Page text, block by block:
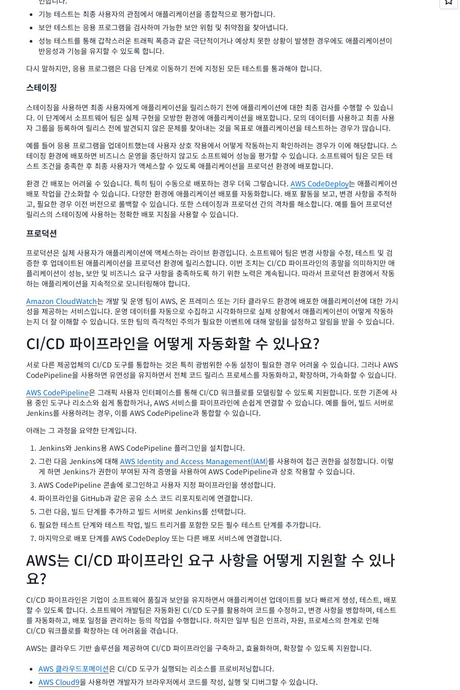
기능 테스트는 최종 사용자의 관점에서 애플리케이션을 종합적으로 평가합니다.
보안 테스트는 응용 프로그램을 검사하여 가능한 보안 위험 및 취약점을 찾아냅니다.
성능 테스트를 통해 갑작스러운 트래픽 폭증과 같은 극단적이거나 예상치 못한 상황이 발생한 경우에도 애플리케이션이
반응성과 기능을 유지할 수 있도록 합니다.
다시 말하지만, 응용 프로그램은 다음 단계로 이동하기 전에 지정된 모든 테스트를 통과해야 합니다.
스테이징
스테이징을 사용하면 최종 사용자에게 애플리케이션을 릴리스하기 전에 애플리케이션에 대한 최종 검사를 수행할 수 있습니
다. 이 단계에서 소프트웨어 팀은 실제 구현을 모방한 환경에 애플리케이션을 배포합니다. 모의 데이터를 사용하고 최종 사용
자 그룹을 등록하여 릴리스 전에 발견되지 않은 문제를 찾아내는 것을 목표로 애플리케이션을 테스트하는 경우가 많습니다.
예를 들어 응용 프로그램을 업데이트했는데 사용자 상호 작용에서 어떻게 작동하는지 확인하려는 경우가 이에 해당합니다. 스
테이징 환경에 배포하면 비즈니스 운영을 중단하지 않고도 소프트웨어 성능을 평가할 수 있습니다. 소프트웨어 팀은 모든 테
스트 조건을 충족한 후 최종 사용자가 액세스할 수 있도록 애플리케이션을 프로덕션 환경에 배포합니다.
환경 간 배포는 어려울 수 있습니다. 특히 팀이 수동으로 배포하는 경우 더욱 그렇습니다. AWS CodeDeploy는 애플리케이션
배포 작업을 간소화할 수 있습니다. 다양한 환경에 애플리케이션 배포를 자동화합니다. 배포 활동을 보고, 변경 사항을 추적하
고, 필요한 경우 이전 버전으로 롤백할 수 있습니다. 또한 스테이징과 프로덕션 간의 격차를 해소합니다. 예를 들어 프로덕션
릴리스의 스테이징에 사용하는 정확한 배포 지침을 사용할 수 있습니다.
프로덕션
프로덕션은 실제 사용자가 애플리케이션에 액세스하는 라이브 환경입니다. 소프트웨어 팀은 변경 사항을 수정, 테스트 및 검
증한 후 업데이트된 애플리케이션을 프로덕션 환경에 릴리스합니다. 이번 조치는 CI/CD 파이프라인의 종말을 의미하지만 애
플리케이션이 성능, 보안 및 비즈니스 요구 사항을 충족하도록 하기 위한 노력은 계속됩니다. 따라서 프로덕션 환경에서 작동
하는 애플리케이션을 지속적으로 모니터링해야 합니다.
Amazon CloudWatch는 개발 및 운영 팀이 AWS, 온 프레미스 또는 기타 클라우드 환경에 배포한 애플리케이션에 대한 가시
성을 제공하는 서비스입니다. 운영 데이터를 자동으로 수집하고 시각화하므로 실제 상황에서 애플리케이션이 어떻게 작동하
는지 더 잘 이해할 수 있습니다. 또한 팀의 즉각적인 주의가 필요한 이벤트에 대해 알림을 설정하고 알림을 받을 수 있습니다.
CI/CD 파이프라인을 어떻게 자동화할 수 있나요?
서로 다른 제공업체의 CI/CD 도구를 통합하는 것은 특히 광범위한 수동 설정이 필요한 경우 어려울 수 있습니다. 그러나 AWS
CodePipeline을 사용하면 유연성을 유지하면서 전체 코드 릴리스 프로세스를 자동화하고, 확장하며, 가속화할 수 있습니다.
AWS CodePipeline은 그래픽 사용자 인터페이스를 통해 CI/CD 워크플로를 모델링할 수 있도록 지원합니다. 또한 기존에 사
용 중인 도구나 리소스와 쉽게 통합하거나, AWS 서비스를 파이프라인에 손쉽게 연결할 수 있습니다. 예를 들어, 빌드 서버로
Jenkins를 사용하려는 경우, 이를 AWS CodePipeline과 통합할 수 있습니다.
아래는 그 과정을 요약한 단계입니다.
Jenkins와 Jenkins용 AWS CodePipeline 플러그인을 설치합니다.
그런 다음 Jenkins에 대해 AWS Identity and Access Management(IAM)를 사용하여 접근 권한을 설정합니다. 이렇
게 하면 Jenkins가 권한이 부여된 자격 증명을 사용하여 AWS CodePipeline과 상호 작용할 수 있습니다.
AWS CodePipeline 콘솔에 로그인하고 사용자 지정 파이프라인을 생성합니다.
파이프라인을 GitHub과 같은 공유 소스 코드 리포지토리에 연결합니다.
그런 다음, 빌드 단계를 추가하고 빌드 서버로 Jenkins를 선택합니다.
필요한 테스트 단계와 테스트 작업, 빌드 트리거를 포함한 모든 필수 테스트 단계를 추가합니다.
마지막으로 배포 단계를 AWS CodeDeploy 또는 다른 배포 서비스에 연결합니다.
AWS는 CI/CD 파이프라인 요구 사항을 어떻게 지원할 수 있나
요?
CI/CD 파이프라인은 기업이 소프트웨어 품질과 보안을 유지하면서 애플리케이션 업데이트를 보다 빠르게 생성, 테스트, 배포
할 수 있도록 합니다. 소프트웨어 개발팀은 자동화된 CI/CD 도구를 활용하여 코드를 수정하고, 변경 사항을 병합하며, 테스트
를 자동화하고, 배포 일정을 관리하는 등의 작업을 수행합니다. 하지만 일부 팀은 인프라, 자원, 프로세스의 한계로 인해
CI/CD 워크플로를 확장하는 데 어려움을 겪습니다.
AWS는 클라우드 기반 솔루션을 제공하여 CI/CD 파이프라인을 구축하고, 효율화하며, 확장할 수 있도록 지원합니다.
AWS 클라우드포메이션은 CI/CD 도구가 실행되는 리소스를 프로비저닝합니다.
AWS Cloud9을 사용하면 개발자가 브라우저에서 코드를 작성, 실행 및 디버그할 수 있습니다.